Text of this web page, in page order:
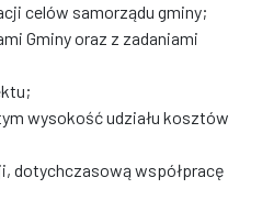
celów samorządu gminy;
Gminy oraz z zadaniami
wysokość udziału kosztów
dotychczasową współpracę